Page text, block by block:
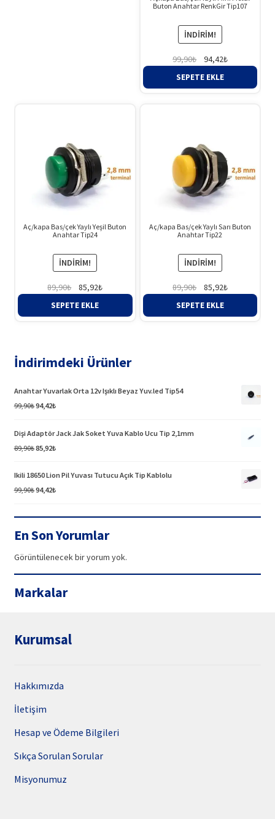
Buton Anahtar RenkGir Tip107
İNDIRIM!
99,90₺
Orijinal
fiyat:
94,42₺Şu
SEPETE EKLE
Aç/kapa Bas/çek Yaylı Yeşil Buton
Anahtar Tip24
İNDIRIM!
89,90₺
Orijinal
fiyat:
85,92₺Şu
SEPETE EKLE
Aç/kapa Bas/çek Yaylı Sarı Buton
Anahtar Tip22
İNDIRIM!
89,90₺
Orijinal
fiyat:
85,92₺Şu
SEPETE EKLE
İndirimdeki Ürünler
Anahtar Yuvarlak Orta 12v Işıklı Beyaz Yuv.led Tip54
99,90₺Orijinal
94,42₺Şu
Dişi Adaptör Jack Jak Soket Yuva Kablo Ucu Tip 2,1mm
89,90₺Orijinal
85,92₺Şu
Ikili 18650 Lion Pil Yuvası Tutucu Açık Tip Kablolu
99,90₺Orijinal
94,42₺Şu
En Son Yorumlar
Görüntülenecek bir yorum yok.
Markalar
Kurumsal
Hakkımızda
İletişim
Hesap ve Ödeme Bilgileri
Sıkça Sorulan Sorular
Misyonumuz